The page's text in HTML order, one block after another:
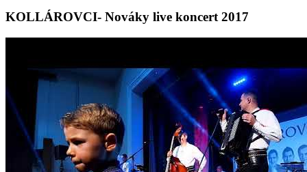
KOLLÁROVCI- Nováky live koncert 2017